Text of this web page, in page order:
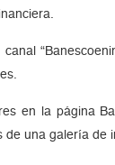
en la página
una galería